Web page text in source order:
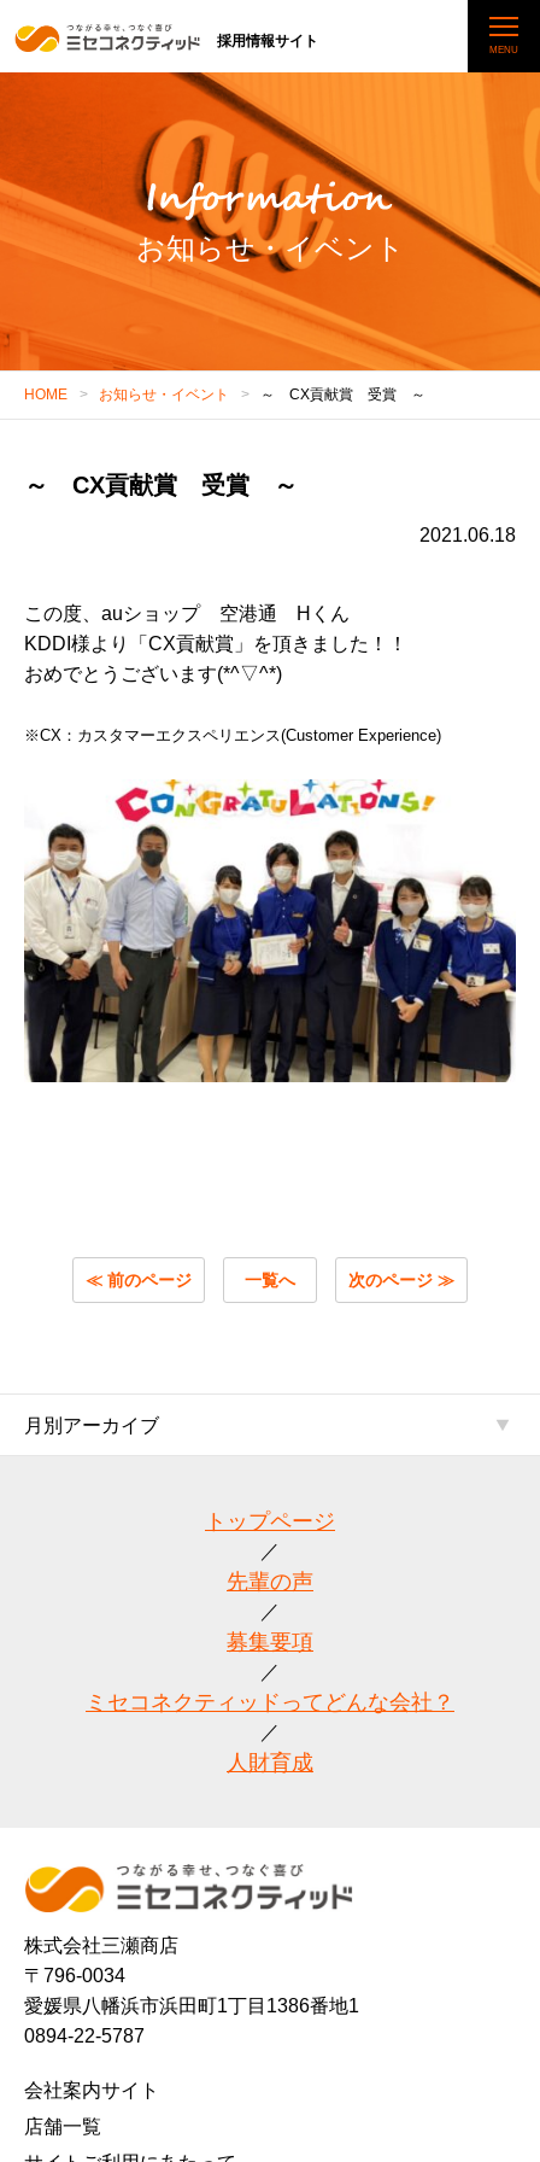
採用情報サイト
お知らせ・イベント
HOME お知らせ・イベント ～ CX貢献賞 受賞 ～
～ CX貢献賞 受賞 ～
2021.06.18
この度、auショップ 空港通 Hくん
KDDI様より「CX貢献賞」を頂きました！！
おめでとうございます(*^▽^*)
※CX：カスタマーエクスペリエンス(Customer Experience)
≪ 前のページ 一覧へ 次のページ ≫
月別アーカイブ
トップページ
先輩の声
募集要項
ミセコネクティッドってどんな会社？
人財育成
株式会社三瀬商店
〒796-0034
愛媛県八幡浜市浜田町1丁目1386番地1
0894-22-5787
会社案内サイト
店舗一覧